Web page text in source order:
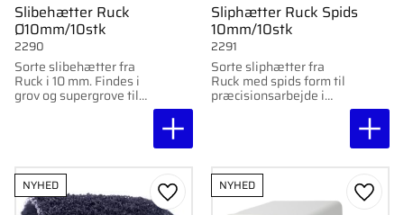
Slibehætter Ruck
Ø10mm/10stk
Sorte slibehætter fra
Ruck i 10 mm. Findes i
grov og supergrove til
2290
Sliphætter Ruck Spids
10mm/10stk
Sorte sliphætter fra
Ruck med spids form til
præcisionsarbejde i
2291
NYHED
Gem som favorit
NYHED
Gem